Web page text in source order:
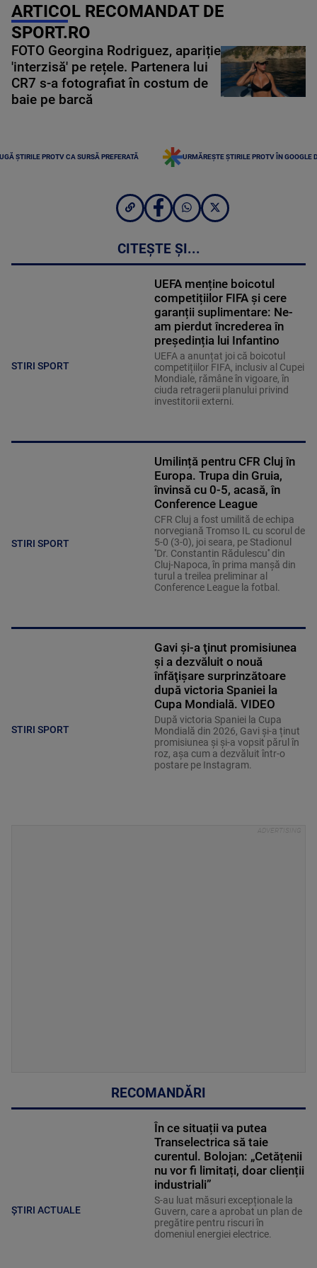
ARTICOL RECOMANDAT DE
SPORT.RO
FOTO Georgina Rodriguez, apariție
'interzisă' pe rețele. Partenera lui
CR7 s-a fotografiat în costum de
baie pe barcă
ȘTIRILE PROTV CA SURSĂ PREFERATĂ URMĂREȘTE ȘTIRILE PROTV ÎN GOOGLE
CITEȘTE ȘI...
STIRI SPORT
UEFA menține boicotul
competițiilor FIFA și cere
garanții suplimentare: Ne-
am pierdut încrederea în
președinția lui Infantino
UEFA a anunțat joi că boicotul
competițiilor FIFA, inclusiv al Cupei
Mondiale, rămâne în vigoare, în
ciuda retragerii planului privind
investitorii externi.
STIRI SPORT
Umilință pentru CFR Cluj în
Europa. Trupa din Gruia,
învinsă cu 0-5, acasă, în
Conference League
CFR Cluj a fost umilită de echipa
norvegiană Tromso IL cu scorul de
5-0 (3-0), joi seara, pe Stadionul
''Dr. Constantin Rădulescu'' din
Cluj-Napoca, în prima manşă din
turul a treilea preliminar al
Conference League la fotbal.
STIRI SPORT
Gavi şi-a ţinut promisiunea
şi a dezvăluit o nouă
înfăţişare surprinzătoare
după victoria Spaniei la
Cupa Mondială. VIDEO
După victoria Spaniei la Cupa
Mondială din 2026, Gavi și-a ținut
promisiunea și și-a vopsit părul în
roz, așa cum a dezvăluit într-o
postare pe Instagram.
RECOMANDĂRI
ȘTIRI ACTUALE
În ce situații va putea
Transelectrica să taie
curentul. Bolojan: „Cetățenii
nu vor fi limitați, doar clienții
industriali”
S-au luat măsuri excepționale la
Guvern, care a aprobat un plan de
pregătire pentru riscuri în
domeniul energiei electrice.